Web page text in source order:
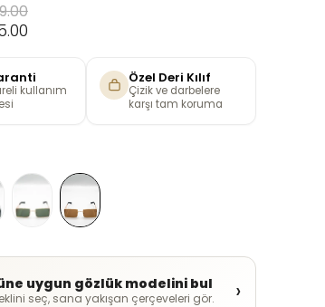
kullanım
Özel Deri Kılıf
Çizik ve darbelere
karşı tam koruma
uygun gözlük modelini bul
seç, sana yakışan çerçeveleri gör. ›